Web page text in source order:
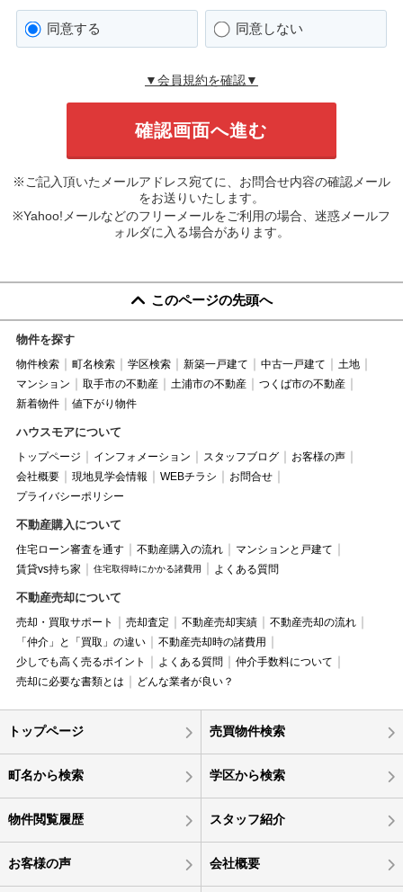
同意する 同意しない
▼会員規約を確認▼
※ご記入頂いたメールアドレス宛てに、お問合せ内容の確認メール
をお送りいたします。
※Yahoo!メールなどのフリーメールをご利用の場合、迷惑メールフ
ォルダに入る場合があります。
このページの先頭へ
物件を探す
物件検索 町名検索 学区検索 新築一戸建て 中古一戸建て
土地
マンション
取手市の不動産 土浦市の不動産
つくば市の不動産
新着物件
値下がり物件
ハウスモアについて
トップページ インフォメーション スタッフブログ
お客様の声
会社概要
現地見学会情報 WEBチラシ
お問合せ
プライバシーポリシー
不動産購入について
住宅ローン審査を通す 不動産購入の流れ
マンションと戸建て
賃貸vs持ち家
住宅取得時にかかる諸費用 よくある質問
不動産売却について
売却・買取サポート 売却査定 不動産売却実績
不動産売却の流れ
「仲介」と「買取」の違い
不動産売却時の諸費用
少しでも高く売るポイント
よくある質問
仲介手数料について
売却に必要な書類とは
どんな業者が良い？
トップページ 売買物件検索
町名から検索 学区から検索
物件閲覧履歴 スタッフ紹介
お客様の声 会社概要